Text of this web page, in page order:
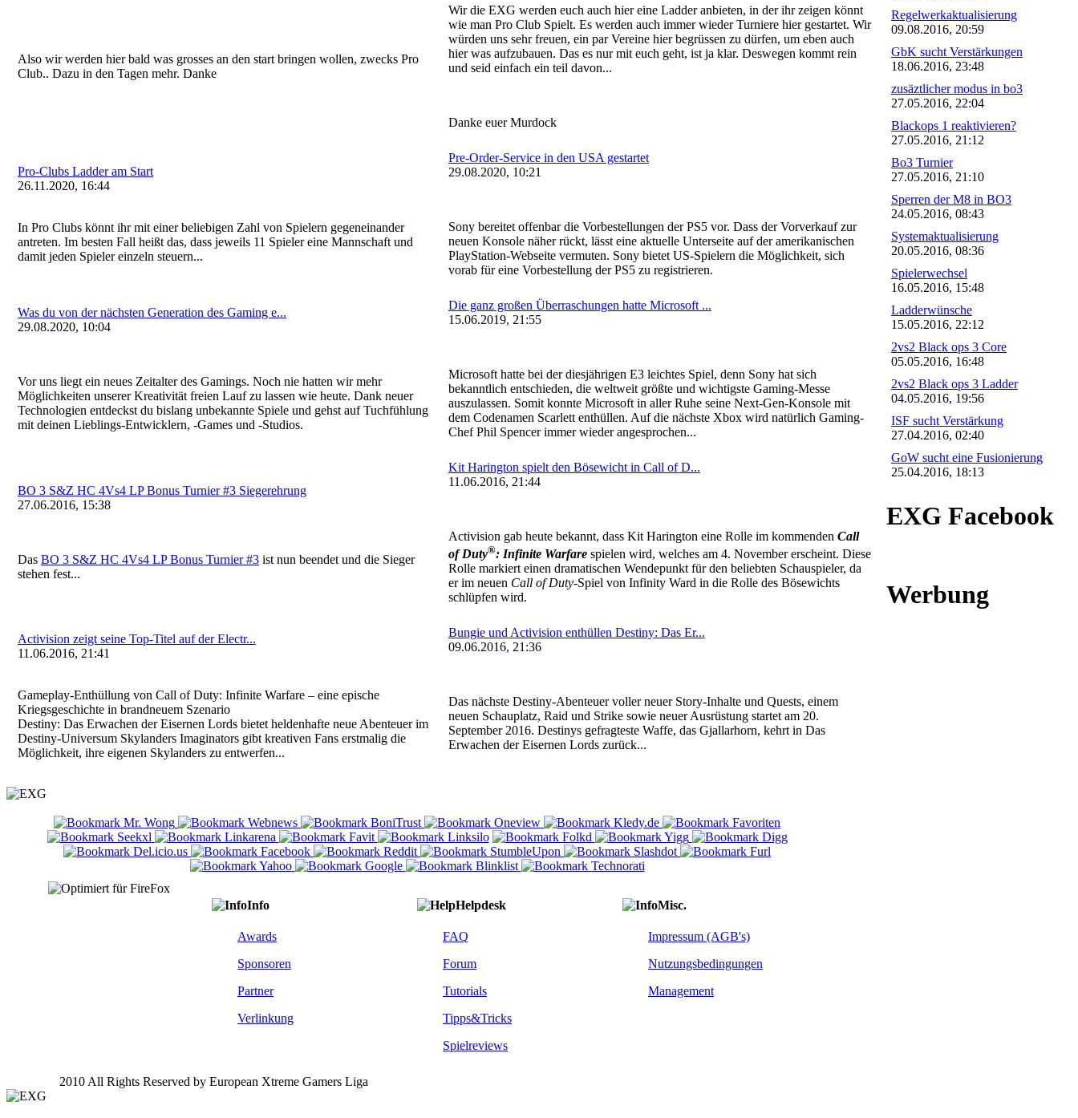
Also wir werden hier bald was grosses an den start bringen wollen, zwecks Pro
Club.. Dazu in den Tagen mehr. Danke
Wir die EXG werden euch auch hier eine Ladder anbieten, in der ihr zeigen könnt
wie man Pro Club Spielt. Es werden auch immer wieder Turniere hier gestartet. Wir
würden uns sehr freuen, ein par Vereine hier begrüssen zu dürfen, um eben auch
hier was aufzubauen. Das es nur mit euch geht, ist ja klar. Deswegen kommt rein
und seid einfach ein teil davon...
Danke euer Murdock
Pro-Clubs Ladder am Start
26.11.2020, 16:44
In Pro Clubs könnt ihr mit einer beliebigen Zahl von Spielern gegeneinander
antreten. Im besten Fall heißt das, dass jeweils 11 Spieler eine Mannschaft und
damit jeden Spieler einzeln steuern...
Pre-Order-Service in den USA gestartet
29.08.2020, 10:21
Sony bereitet offenbar die Vorbestellungen der PS5 vor. Dass der Vorverkauf zur
neuen Konsole näher rückt, lässt eine aktuelle Unterseite auf der amerikanischen
PlayStation-Webseite vermuten. Sony bietet US-Spielern die Möglichkeit, sich
vorab für eine Vorbestellung der PS5 zu registrieren.
Was du von der nächsten Generation des Gaming e...
29.08.2020, 10:04
Vor uns liegt ein neues Zeitalter des Gamings. Noch nie hatten wir mehr
Möglichkeiten unserer Kreativität freien Lauf zu lassen wie heute. Dank neuer
Technologien entdeckst du bislang unbekannte Spiele und gehst auf Tuchfühlung
mit deinen Lieblings-Entwicklern, -Games und -Studios.
Die ganz großen Überraschungen hatte Microsoft ...
15.06.2019, 21:55
Microsoft hatte bei der diesjährigen E3 leichtes Spiel, denn Sony hat sich
bekanntlich entschieden, die weltweit größte und wichtigste Gaming-Messe
auszulassen. Somit konnte Microsoft in aller Ruhe seine Next-Gen-Konsole mit
dem Codenamen Scarlett enthüllen. Auf die nächste Xbox wird natürlich Gaming-
Chef Phil Spencer immer wieder angesprochen...
BO 3 S&Z HC 4Vs4 LP Bonus Turnier #3 Siegerehrung
27.06.2016, 15:38
Das BO 3 S&Z HC 4Vs4 LP Bonus Turnier #3 ist nun beendet und die Sieger
stehen fest...
Kit Harington spielt den Bösewicht in Call of D...
11.06.2016, 21:44
Activision gab heute bekannt, dass Kit Harington eine Rolle im kommenden Call
of Duty®: Infinite Warfare spielen wird, welches am 4. November erscheint. Diese
Rolle markiert einen dramatischen Wendepunkt für den beliebten Schauspieler, da
er im neuen Call of Duty-Spiel von Infinity Ward in die Rolle des Bösewichts
schlüpfen wird.
Activision zeigt seine Top-Titel auf der Electr...
11.06.2016, 21:41
Gameplay-Enthüllung von Call of Duty: Infinite Warfare – eine epische
Kriegsgeschichte in brandneuem Szenario
Destiny: Das Erwachen der Eisernen Lords bietet heldenhafte neue Abenteuer im
Destiny-Universum Skylanders Imaginators gibt kreativen Fans erstmalig die
Möglichkeit, ihre eigenen Skylanders zu entwerfen...
Bungie und Activision enthüllen Destiny: Das Er...
09.06.2016, 21:36
Das nächste Destiny-Abenteuer voller neuer Story-Inhalte und Quests, einem
neuen Schauplatz, Raid und Strike sowie neuer Ausrüstung startet am 20.
September 2016. Destinys gefragteste Waffe, das Gjallarhorn, kehrt in Das
Erwachen der Eisernen Lords zurück...
Regelwerkaktualisierung
09.08.2016, 20:59
GbK sucht Verstärkungen
18.06.2016, 23:48
zusäztlicher modus in bo3
27.05.2016, 22:04
Blackops 1 reaktivieren?
27.05.2016, 21:12
Bo3 Turnier
27.05.2016, 21:10
Sperren der M8 in BO3
24.05.2016, 08:43
Systemaktualisierung
20.05.2016, 08:36
Spielerwechsel
16.05.2016, 15:48
Ladderwünsche
15.05.2016, 22:12
2vs2 Black ops 3 Core
05.05.2016, 16:48
2vs2 Black ops 3 Ladder
04.05.2016, 19:56
ISF sucht Verstärkung
27.04.2016, 02:40
GoW sucht eine Fusionierung
25.04.2016, 18:13
EXG Facebook
Werbung
Info
Awards
Sponsoren
Partner
Verlinkung
Helpdesk
FAQ
Forum
Tutorials
Tipps&Tricks
Spielreviews
Misc.
Impressum (AGB's)
Nutzungsbedingungen
Management
2010 All Rights Reserved by European Xtreme Gamers Liga